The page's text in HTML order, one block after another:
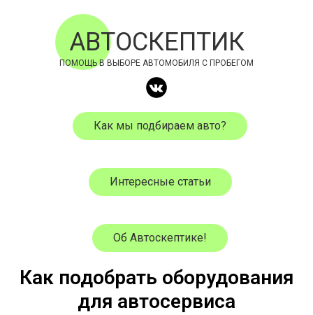
АВТОСКЕПТИК
ПОМОЩЬ В ВЫБОРЕ АВТОМОБИЛЯ С ПРОБЕГОМ
Как мы подбираем авто?
Интересные статьи
Об Автоскептике!
Как подобрать оборудования
для автосервиса